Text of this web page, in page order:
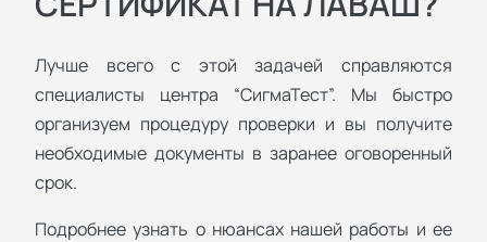
Лучше всего с этой задачей справляются
специалисты центра “СигмаТест”. Мы быстро
организуем процедуру проверки и вы получите
необходимые документы в заранее оговоренный
срок.
Подробнее узнать о нюансах нашей работы и ее